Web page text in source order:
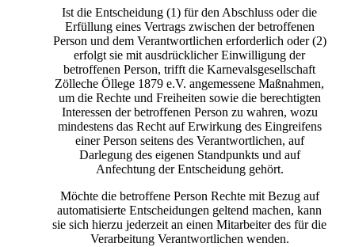
Ist die Entscheidung (1) für den Abschluss oder die
Erfüllung eines Vertrags zwischen der betroffenen
Person und dem Verantwortlichen erforderlich oder (2)
erfolgt sie mit ausdrücklicher Einwilligung der
betroffenen Person, trifft die Karnevalsgesellschaft
Zölleche Öllege 1879 e.V. angemessene Maßnahmen,
um die Rechte und Freiheiten sowie die berechtigten
Interessen der betroffenen Person zu wahren, wozu
mindestens das Recht auf Erwirkung des Eingreifens
einer Person seitens des Verantwortlichen, auf
Darlegung des eigenen Standpunkts und auf
Anfechtung der Entscheidung gehört.
Möchte die betroffene Person Rechte mit Bezug auf
automatisierte Entscheidungen geltend machen, kann
sie sich hierzu jederzeit an einen Mitarbeiter des für die
Verarbeitung Verantwortlichen wenden.